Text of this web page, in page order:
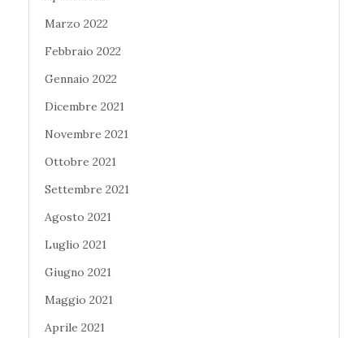
Marzo 2022
Febbraio 2022
Gennaio 2022
Dicembre 2021
Novembre 2021
Ottobre 2021
Settembre 2021
Agosto 2021
Luglio 2021
Giugno 2021
Maggio 2021
Aprile 2021